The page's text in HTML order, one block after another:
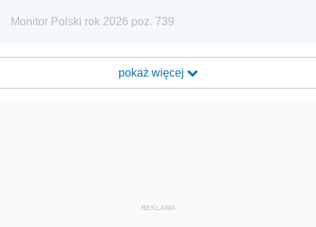
Monitor Polski rok 2026 poz. 739
pokaż więcej
REKLAMA